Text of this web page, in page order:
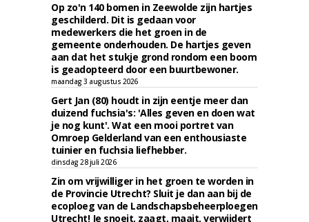
Op zo'n 140 bomen in Zeewolde zijn hartjes
geschilderd. Dit is gedaan voor
medewerkers die het groen in de
gemeente onderhouden. De hartjes geven
aan dat het stukje grond rondom een boom
is geadopteerd door een buurtbewoner.
maandag 3 augustus 2026
Gert Jan (80) houdt in zijn eentje meer dan
duizend fuchsia's: 'Alles geven en doen wat
je nog kunt'. Wat een mooi portret van
Omroep Gelderland van een enthousiaste
tuinier en fuchsia liefhebber.
dinsdag 28 juli 2026
Zin om vrijwilliger in het groen te worden in
de Provincie Utrecht? Sluit je dan aan bij de
ecoploeg van de Landschapsbeheerploegen
Utrecht! Je snoeit, zaagt, maait, verwijdert